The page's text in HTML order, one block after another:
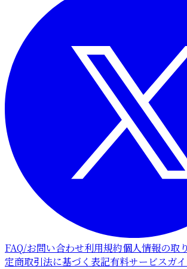
FAQ/お問い合わせ利用規約個人情報の取
定商取引法に基づく表記有料サービスガ